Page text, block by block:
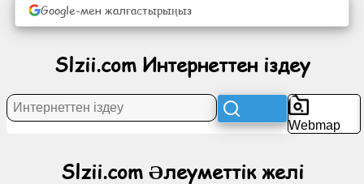
сауық
Жаңалықтар
Google-мен жалғастырыңыз
Slzii.com Интернеттен іздеу
Webmap
Slzii.com Әлеуметтік желі